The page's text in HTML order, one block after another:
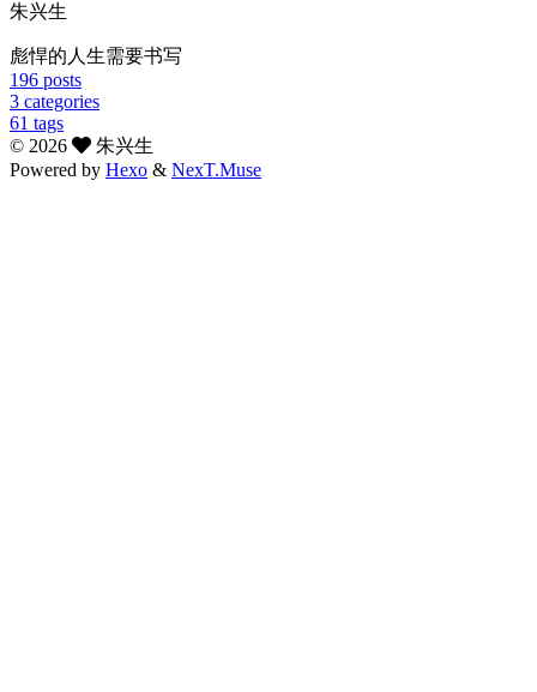
朱兴生
彪悍的人生需要书写
196 posts
3 categories
61 tags
© 2026
朱兴生
Powered by Hexo & NexT.Muse